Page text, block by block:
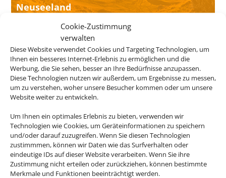
Cookie-Zustimmung
verwalten
Diese Website verwendet Cookies und Targeting Technologien, um
Ihnen ein besseres Internet-Erlebnis zu ermöglichen und die
Werbung, die Sie sehen, besser an Ihre Bedürfnisse anzupassen.
Diese Technologien nutzen wir außerdem, um Ergebnisse zu messen,
um zu verstehen, woher unsere Besucher kommen oder um unsere
Website weiter zu entwickeln.
Um Ihnen ein optimales Erlebnis zu bieten, verwenden wir
Technologien wie Cookies, um Geräteinformationen zu speichern
und/oder darauf zuzugreifen. Wenn Sie diesen Technologien
zustimmmen, können wir Daten wie das Surfverhalten oder
eindeutige IDs auf dieser Website verarbeiten. Wenn Sie ihre
Zustimmung nicht erteilen oder zurückziehen, können bestimmte
Merkmale und Funktionen beeinträchtigt werden.
Neuseeland
Bayern